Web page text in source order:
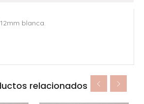
blanca.
relacionados